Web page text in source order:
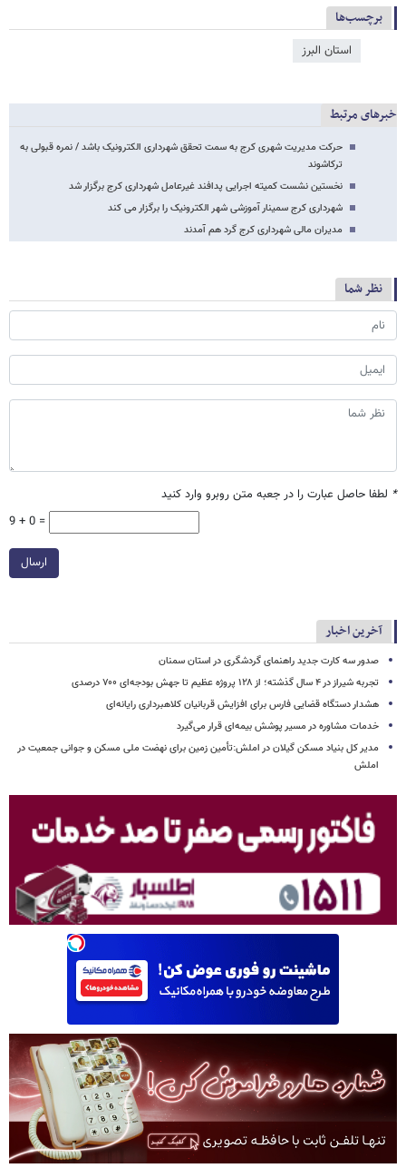
برچسب‌ها
استان البرز
خبرهای مرتبط
حرکت مدیریت شهری کرج به سمت تحقق شهرداری الکترونیک باشد / نمره قبولی به
ترکاشوند
نخستین نشست کمیته اجرایی پدافند غیرعامل شهرداری کرج برگزار شد
شهرداری کرج سمینار آموزشی شهر الکترونیک را برگزار می کند
مدیران مالی شهرداری کرج گرد هم آمدند
نظر شما
* لطفا حاصل عبارت را در جعبه متن روبرو وارد کنید
9 + 0 =
ارسال
آخرین اخبار
صدور سه کارت جدید راهنمای گردشگری در استان سمنان
تجربه شیراز در ۴ سال گذشته؛ از ۱۲۸ پروژه عظیم تا جهش بودجه‌ای ۷۰۰ درصدی
هشدار دستگاه قضایی فارس برای افزایش قربانیان کلاهبرداری رایانه‌ای
خدمات مشاوره در مسیر پوشش بیمه‌ای قرار می‌گیرد
مدیر کل بنیاد مسکن گیلان در املش:تأمین زمین برای نهضت ملی مسکن و جوانی جمعیت در
املش